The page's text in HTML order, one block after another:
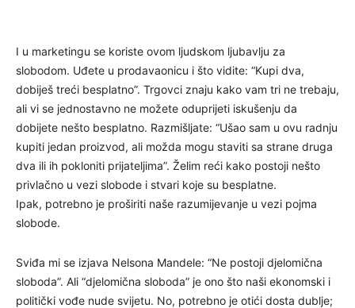
I u marketingu se koriste ovom ljudskom ljubavlju za
slobodom. Uđete u prodavaonicu i što vidite: “Kupi dva,
dobiješ treći besplatno”. Trgovci znaju kako vam tri ne trebaju,
ali vi se jednostavno ne možete oduprijeti iskušenju da
dobijete nešto besplatno. Razmišljate: “Ušao sam u ovu radnju
kupiti jedan proizvod, ali možda mogu staviti sa strane druga
dva ili ih pokloniti prijateljima”. Želim reći kako postoji nešto
privlačno u vezi slobode i stvari koje su besplatne.
Ipak, potrebno je proširiti naše razumijevanje u vezi pojma
slobode.
Sviđa mi se izjava Nelsona Mandele: “Ne postoji djelomična
sloboda”. Ali “djelomična sloboda” je ono što naši ekonomski i
politički vođe nude svijetu. No, potrebno je otići dosta dublje;